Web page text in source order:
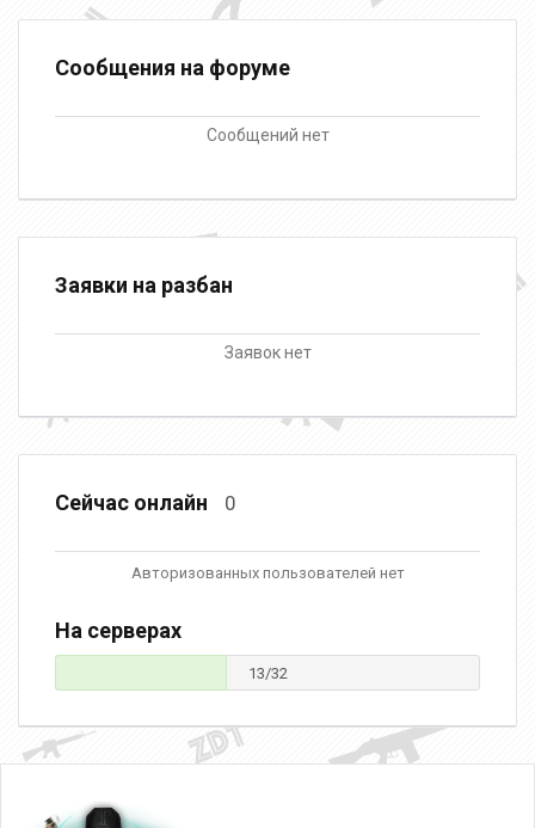
Сообщения на форуме
Сообщений нет
Заявки на разбан
Заявок нет
Сейчас онлайн 0
Авторизованных пользователей нет
На серверах
13/32